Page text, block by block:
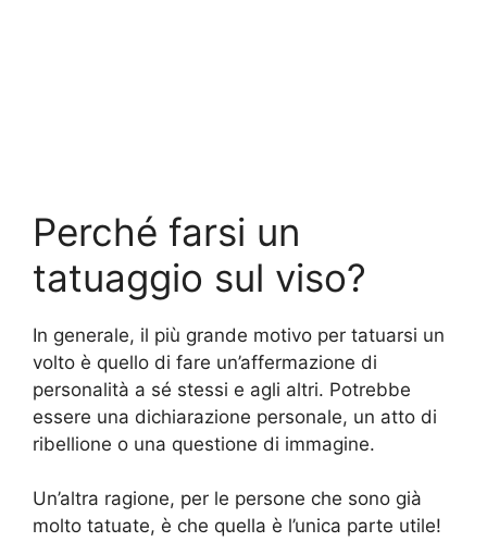
Perché farsi un
tatuaggio sul viso?
In generale, il più grande motivo per tatuarsi un
volto è quello di fare un’affermazione di
personalità a sé stessi e agli altri. Potrebbe
essere una dichiarazione personale, un atto di
ribellione o una questione di immagine.
Un’altra ragione, per le persone che sono già
molto tatuate, è che quella è l’unica parte utile!